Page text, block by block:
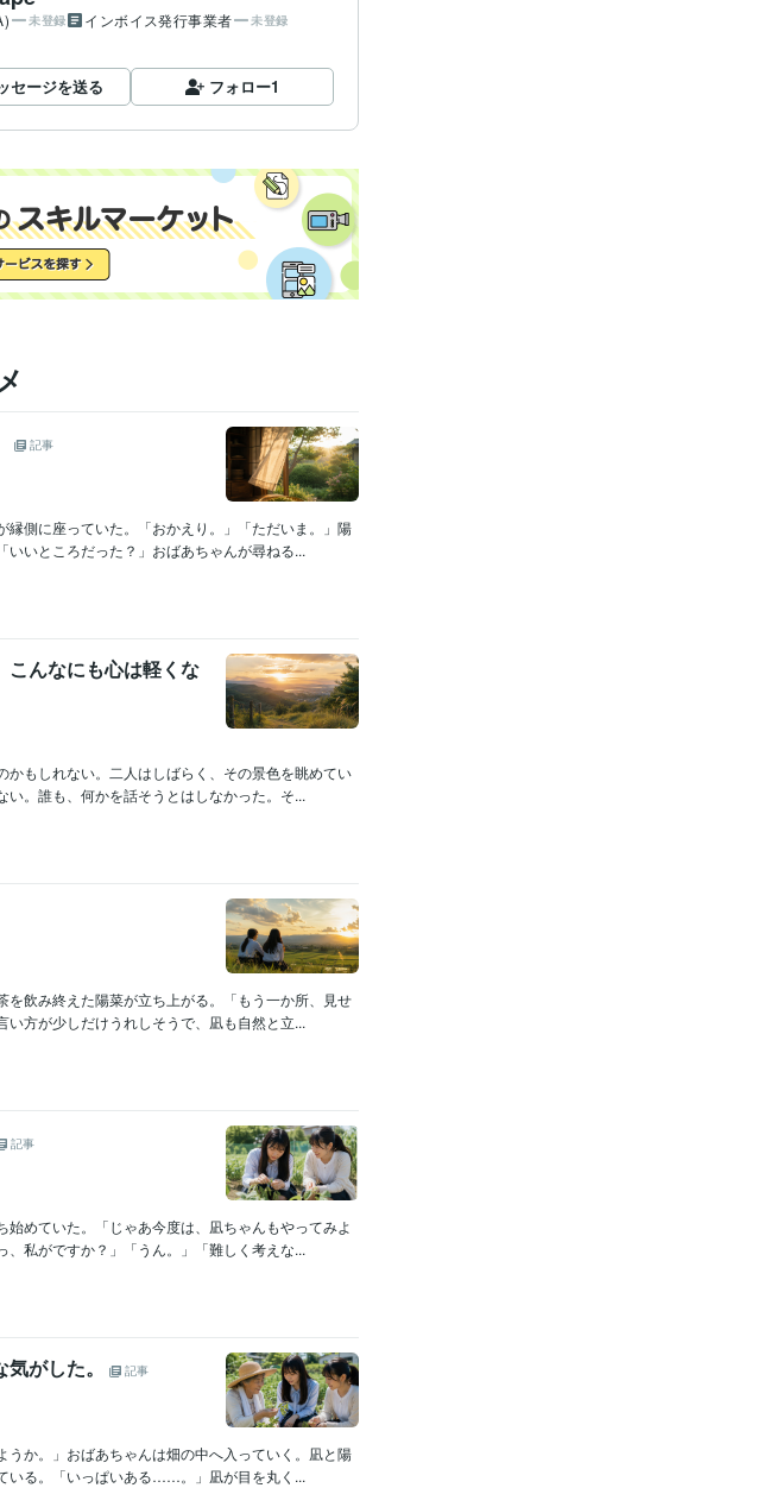
未登録 インボイス発行事業者 未登録
セージを送る フォロー1
記事
側に座っていた。「おかえり。」「ただいま。」陽
いところだった？」おばあちゃんが尋ねる...
んなにも心は軽くな
もしれない。二人はしばらく、その景色を眺めてい
。誰も、何かを話そうとはしなかった。そ...
飲み終えた陽菜が立ち上がる。「もう一か所、見せ
方が少しだけうれしそうで、凪も自然と立...
記事
めていた。「じゃあ今度は、凪ちゃんもやってみよ
私がですか？」「うん。」「難しく考えな...
がした。
記事
か。」おばあちゃんは畑の中へ入っていく。凪と陽
いる。「いっぱいある……。」凪が目を丸く...